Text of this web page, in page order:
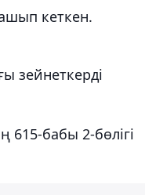
кеткен.
зейнеткерді
615-бабы 2-бөлігі